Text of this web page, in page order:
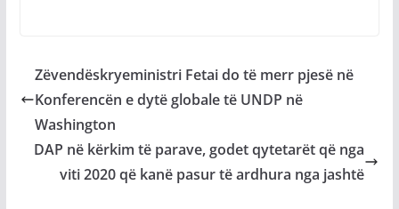
Zëvendëskryeministri Fetai do të merr pjesë në
Konferencën e dytë globale të UNDP në
Washington
DAP në kërkim të parave, godet qytetarët që nga
viti 2020 që kanë pasur të ardhura nga jashtë